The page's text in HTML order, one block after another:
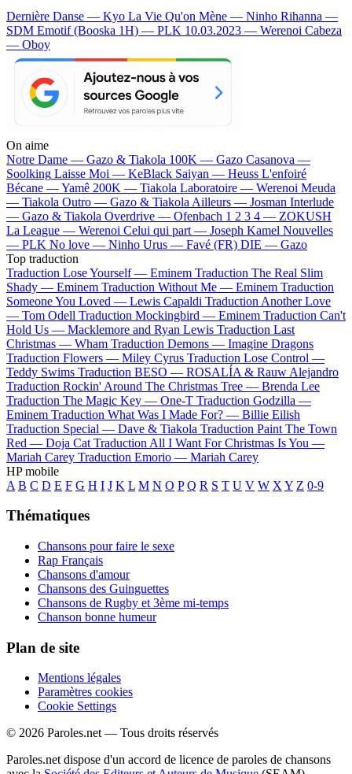
Dernière Danse — Kyo La Vie Qu'on Mène — Ninho Rihanna —
SDM Emotif (Booska 1H) — PLK 10.03.2023 — Werenoi Cabeza
— Oboy
On aime
Notre Dame — Gazo & Tiakola 100K — Gazo Casanova —
Soolking Laisse Moi — KeBlack Saiyan — Heuss L'enfoiré
Bécane —Yamê 200K — Tiakola Laboratoire — Werenoi Meuda
— Tiakola Outro — Gazo & Tiakola Ailleurs — Josman Interlude
— Gazo & Tiakola Overdrive — Ofenbach 1 2 3 4 — ZOKUSH
La League — Werenoi Celui qui part — Joseph Kamel Nouvelles
— PLK No love — Ninho Urus — Favé (FR) DIE — Gazo
Top traduction
Traduction Lose Yourself — Eminem Traduction The Real Slim
Shady — Eminem Traduction Without Me — Eminem Traduction
Someone You Loved — Lewis Capaldi Traduction Another Love
— Tom Odell Traduction Mockingbird — Eminem Traduction Can't
Hold Us — Macklemore and Ryan Lewis Traduction Last
Christmas — Wham Traduction Demons — Imagine Dragons
Traduction Flowers — Miley Cyrus Traduction Lose Control —
Teddy Swims Traduction BESO — ROSALÍA & Rauw Alejandro
Traduction Rockin' Around The Christmas Tree — Brenda Lee
Traduction The Magic Key — One-T Traduction Godzilla —
Eminem Traduction What Was I Made For? — Billie Eilish
Traduction Special — Dave & Tiakola Traduction Paint The Town
Red — Doja Cat Traduction All I Want For Christmas Is You —
Mariah Carey Traduction Emorio — Mariah Carey
HP mobile
A B C D E F G H I J K L M N O P Q R S T U V W X Y Z 0-9
Thématiques
Chansons pour faire le sexe
Rap Français
Chansons d'amour
Chansons des Guinguettes
Chansons de Rugby et 3ème mi-temps
Chanson bonne humeur
Plan de site
Mentions légales
Paramètres cookies
Cookie Settings
© 2026 Paroles.net — Tous droits réservés
Paroles.net dispose d'un accord de licence de paroles de chansons